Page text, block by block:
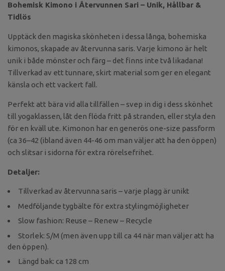
Bohemisk Kimono i Återvunnen Sari – Unik, Hållbar &
Tidlös
Upptäck den magiska skönheten i dessa långa, bohemiska
kimonos, skapade av återvunna saris. Varje kimono är helt
unik i både mönster och färg – det finns inte två likadana!
Tillverkad av ett tunnare, skirt material som ger en elegant
känsla och ett vackert fall.
Perfekt att bära vid alla tillfällen – svep in dig i dess skönhet
till yogaklassen, låt den flöda fritt på stranden, eller styla den
för en kväll ute. Kimonon har en generös one-size passform
(ca 36–42 (ibland även 44-46 om man väljer att ha den öppen)
och slitsar i sidorna för extra rörelsefrihet.
Detaljer:
Tillverkad av återvunna saris – varje plagg är unikt
Medföljande tygbälte för extra stylingmöjligheter
Slow fashion: Reuse – Renew – Recycle
Storlek: S/M (men även upp till ca 44 när man väljer att ha
den öppen).
Längd bak: ca 128 cm